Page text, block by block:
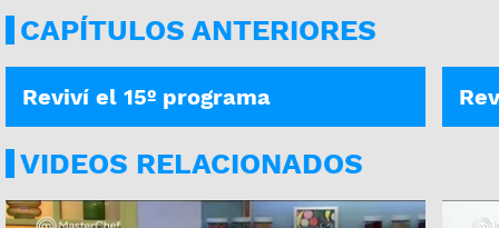
CAPÍTULOS ANTERIORES
PROGRAMA COMPLETO
Reviví el 15º programa
VIDEOS RELACIONADOS